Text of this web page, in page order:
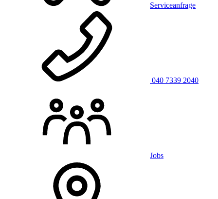
Serviceanfrage
040 7339 2040
Jobs